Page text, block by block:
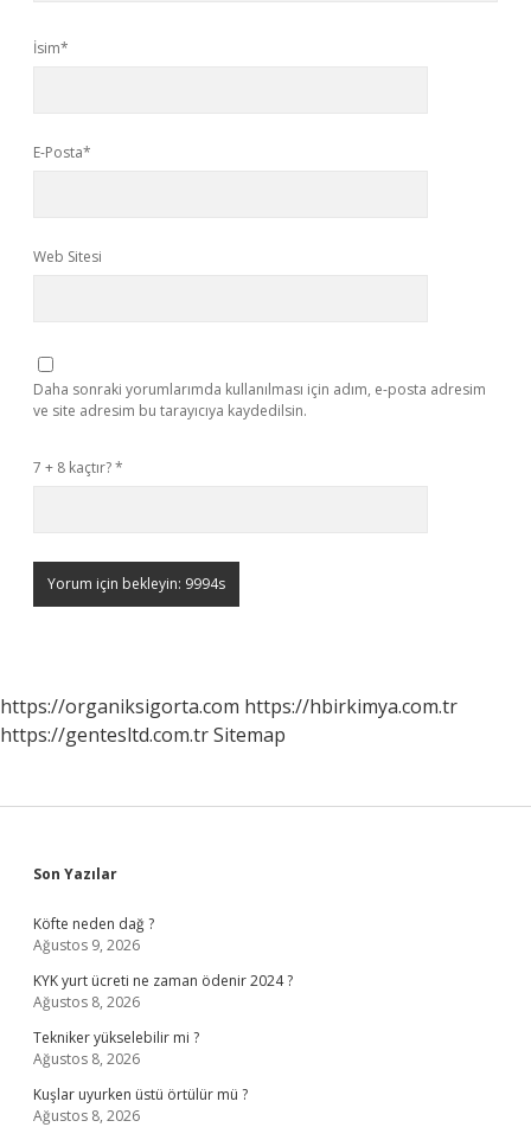
İsim*
E-Posta*
Web Sitesi
Daha sonraki yorumlarımda kullanılması için adım, e-posta adresim
ve site adresim bu tarayıcıya kaydedilsin.
7 + 8 kaçtır?*
https://organiksigorta.com https://hbirkimya.com.tr
https://gentesltd.com.trSitemap
Sidebar
Son Yazılar
Köfte neden dağ ?
Ağustos 9, 2026
KYK yurt ücreti ne zaman ödenir 2024 ?
Ağustos 8, 2026
Tekniker yükselebilir mi ?
Ağustos 8, 2026
Kuşlar uyurken üstü örtülür mü ?
Ağustos 8, 2026